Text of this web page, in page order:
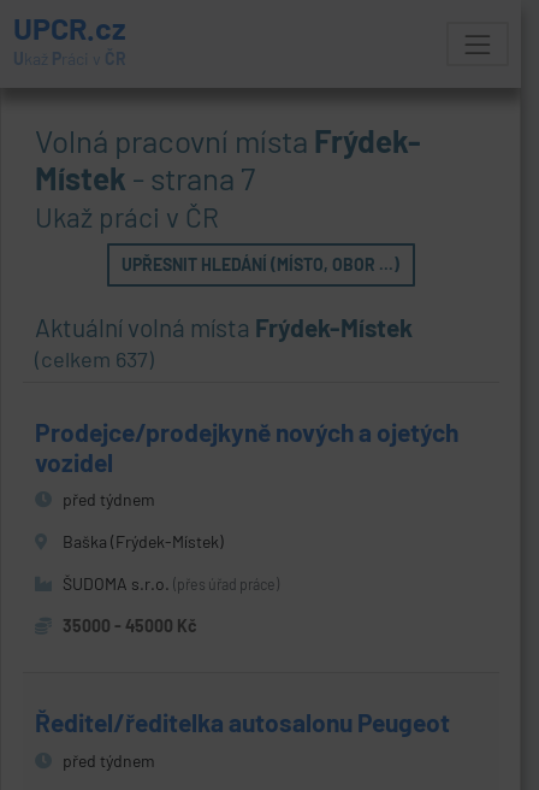
UPCR.cz
U kaž Práci v ČR
Volná pracovní místa Frýdek-
Místek - strana 7
Ukaž práci v ČR
UPŘESNIT HLEDÁNÍ (MÍSTO, OBOR ...)
Aktuální volná místa Frýdek-Místek
(celkem 637)
Prodejce/prodejkyně nových a ojetých
vozidel
před týdnem
Baška (Frýdek-Místek)
ŠUDOMA s.r.o. (přes úřad práce)
35000 - 45000 Kč
Ředitel/ředitelka autosalonu Peugeot
před týdnem